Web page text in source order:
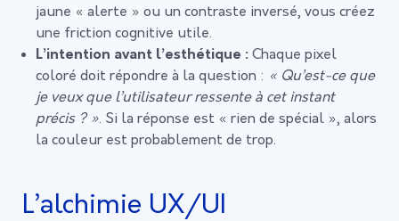
jaune « alerte » ou un contraste inversé, vous créez
une friction cognitive utile.
L’intention avant l’esthétique : Chaque pixel
coloré doit répondre à la question : « Qu’est-ce que
je veux que l’utilisateur ressente à cet instant
précis ? ». Si la réponse est « rien de spécial », alors
la couleur est probablement de trop.
L’alchimie UX/UI